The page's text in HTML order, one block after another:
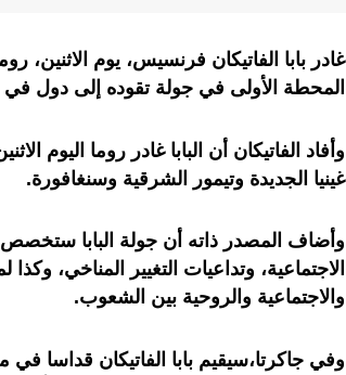
غادر بابا الفاتيكان فرنسيس، يوم الاثنين،
المحطة الأولى في جولة تقوده إلى دول
وأفاد الفاتيكان أن البابا غادر روما اليوم
غينيا الجديدة وتيمور الشرقية وسنغافورة.
وأضاف المصدر ذاته أن جولة البابا ستخصص
الاجتماعية، وتداعيات التغيير المناخي،
والاجتماعية والروحية بين الشعوب.